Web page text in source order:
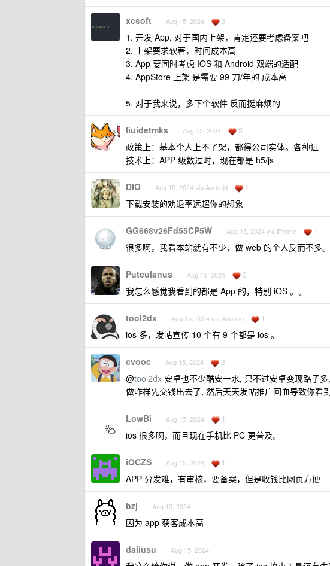
xcsoft Aug 15, 2024 3
1. 开发 App, 对于国内上架，肯定还要考虑备案吧
2. 上架要求软著，时间成本高
3. App 要同时考虑 IOS 和 Android 双端的适配
4. AppStore 上架 是需要 99 刀/年的 成本高
5. 对于我来说，多下个软件 反而挺麻烦的
liuidetmks Aug 15, 2024 5
政策上：基本个人上不了架，都得公司实体。各种证
技术上：APP 级数过时，现在都是 h5/js
DIO Aug 15, 2024 via Android 1
下载安装的劝退率远超你的想象
GG668v26Fd55CP5W Aug 15, 2024 via iPhone 1
很多啊，我看本站就有不少，做 web 的个人反而不多。
Puteulanus Aug 15, 2024 2
我怎么感觉我看到的都是 App 的，特别 iOS 。。
tool2dx Aug 15, 2024 via Android 1
ios 多，发帖宣传 10 个有 9 个都是 ios 。
cvooc Aug 15, 2024 3
@tool2dx 安卓也不少酷安一水, 只不过安卓变现路子
做咋样先交钱出去了, 然后天天发帖推广回血导致你看
LowBi Aug 15, 2024 1
ios 很多啊，而且现在手机比 PC 更普及。
iOCZS Aug 15, 2024 1
APP 分发难，有审核，要备案，但是收钱比网页方便
bzj Aug 15, 2024
因为 app 获客成本高
daliusu Aug 15, 2024